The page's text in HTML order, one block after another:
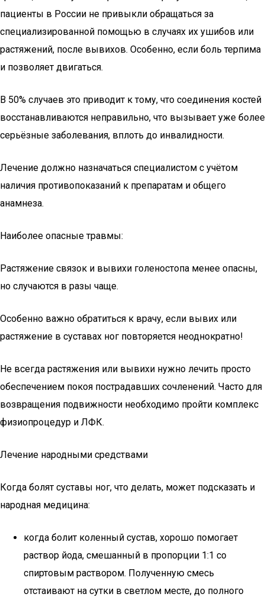
пациенты в России не привыкли обращаться за
специализированной помощью в случаях их ушибов или
растяжений, после вывихов. Особенно, если боль терпима
и позволяет двигаться.
В 50% случаев это приводит к тому, что соединения костей
восстанавливаются неправильно, что вызывает уже более
серьёзные заболевания, вплоть до инвалидности.
Лечение должно назначаться специалистом с учётом
наличия противопоказаний к препаратам и общего
анамнеза.
Наиболее опасные травмы:
Растяжение связок и вывихи голеностопа менее опасны,
но случаются в разы чаще.
Особенно важно обратиться к врачу, если вывих или
растяжение в суставах ног повторяется неоднократно!
Не всегда растяжения или вывихи нужно лечить просто
обеспечением покоя пострадавших сочленений. Часто для
возвращения подвижности необходимо пройти комплекс
физиопроцедур и ЛФК.
Лечение народными средствами
Когда болят суставы ног, что делать, может подсказать и
народная медицина:
когда болит коленный сустав, хорошо помогает
раствор йода, смешанный в пропорции 1:1 со
спиртовым раствором. Полученную смесь
отстаивают на сутки в светлом месте, до полного